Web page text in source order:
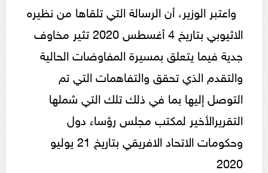
واعتبر الوزير، أن الرسالة التي تلقاها من نظيره
الاثيوبي بتاريخ 4 أغسطس 2020 تثير مخاوف
جدية فيما يتعلق بمسيرة المفاوضات الحالية
والتقدم الذي تحقق والتفاهمات التي تم
التوصل إليها بما في ذلك تلك التي شملها
التقريرالأخير لمكتب مجلس رؤساء دول
وحكومات الاتحاد الافريقي بتاريخ 21 يوليو
2020